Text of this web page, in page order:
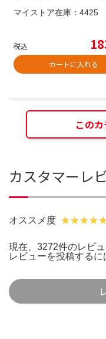
マイストア在庫： 4425
税込
カートに入れる
この
カスタマーレ
オススメ度
現在、3272件のレビ
レビューを投稿するに